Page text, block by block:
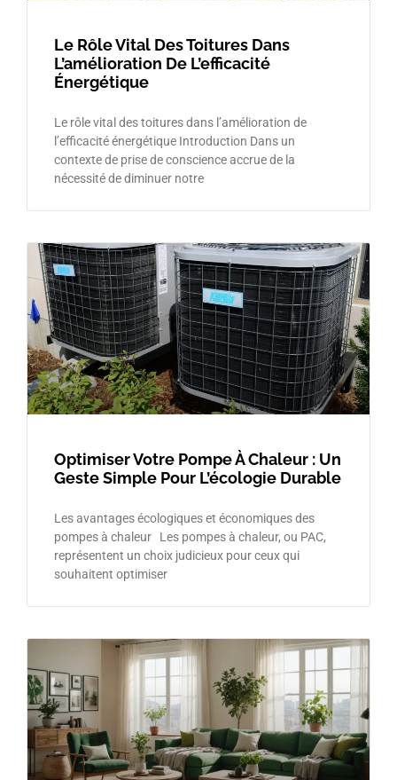
Le Rôle Vital Des Toitures Dans
L’amélioration De L’efficacité
Énergétique
Le rôle vital des toitures dans l’amélioration de
l’efficacité énergétique Introduction Dans un
contexte de prise de conscience accrue de la
nécessité de diminuer notre
Optimiser Votre Pompe À Chaleur : Un
Geste Simple Pour L’écologie Durable
Les avantages écologiques et économiques des
pompes à chaleur Les pompes à chaleur, ou PAC,
représentent un choix judicieux pour ceux qui
souhaitent optimiser